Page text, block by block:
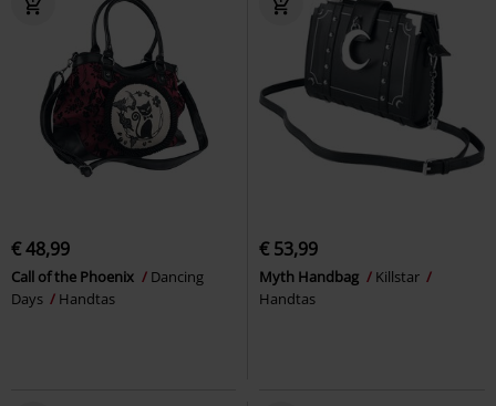
€ 48,99
Call of the Phoenix
Dancing
Days
Handtas
€ 53,99
Myth Handbag
Killstar
Handtas